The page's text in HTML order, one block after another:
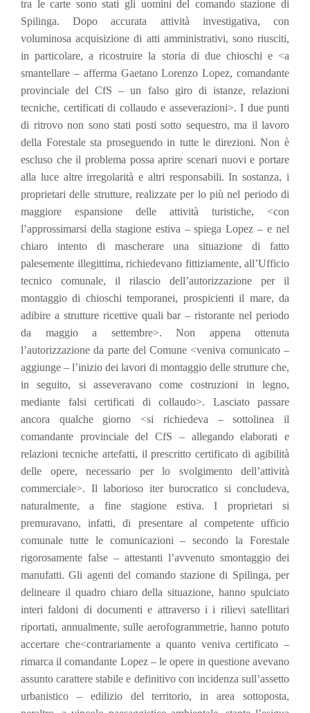
tra le carte sono stati gli uomini del comando stazione di
Spilinga. Dopo accurata attività investigativa, con
voluminosa acquisizione di atti amministrativi, sono riusciti,
in particolare, a ricostruire la storia di due chioschi e <a
smantellare – afferma Gaetano Lorenzo Lopez, comandante
provinciale del CfS – un falso giro di istanze, relazioni
tecniche, certificati di collaudo e asseverazioni>. I due punti
di ritrovo non sono stati posti sotto sequestro, ma il lavoro
della Forestale sta proseguendo in tutte le direzioni. Non è
escluso che il problema possa aprire scenari nuovi e portare
alla luce altre irregolarità e altri responsabili. In sostanza, i
proprietari delle strutture, realizzate per lo più nel periodo di
maggiore espansione delle attività turistiche, <con
l’approssimarsi della stagione estiva – spiega Lopez – e nel
chiaro intento di mascherare una situazione di fatto
palesemente illegittima, richiedevano fittiziamente, all’Ufficio
tecnico comunale, il rilascio dell’autorizzazione per il
montaggio di chioschi temporanei, prospicienti il mare, da
adibire a strutture ricettive quali bar – ristorante nel periodo
da maggio a settembre>. Non appena ottenuta
l’autorizzazione da parte del Comune <veniva comunicato –
aggiunge – l’inizio dei lavori di montaggio delle strutture che,
in seguito, si asseveravano come costruzioni in legno,
mediante falsi certificati di collaudo>. Lasciato passare
ancora qualche giorno <si richiedeva – sottolinea il
comandante provinciale del CfS – allegando elaborati e
relazioni tecniche artefatti, il prescritto certificato di agibilità
delle opere, necessario per lo svolgimento dell’attività
commerciale>. Il laborioso iter burocratico si concludeva,
naturalmente, a fine stagione estiva. I proprietari si
premuravano, infatti, di presentare al competente ufficio
comunale tutte le comunicazioni – secondo la Forestale
rigorosamente false – attestanti l’avvenuto smontaggio dei
manufatti. Gli agenti del comando stazione di Spilinga, per
delineare il quadro chiaro della situazione, hanno spulciato
interi faldoni di documenti e attraverso i i rilievi satellitari
riportati, annualmente, sulle aerofogrammetrie, hanno potuto
accertare che<contrariamente a quanto veniva certificato –
rimarca il comandante Lopez – le opere in questione avevano
assunto carattere stabile e definitivo con incidenza sull’assetto
urbanistico – edilizio del territorio, in area sottoposta,